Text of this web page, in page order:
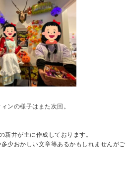
ンの様子はまた次回。
井が主に作成しております。
少おかしい文章等あるかもしれませんがご